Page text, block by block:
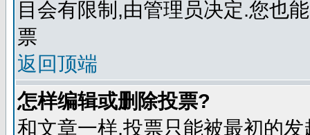
目会有限制,由管理员决定.您也
票
返回顶端
怎样编辑或删除投票?
和文章一样,投票只能被最初的